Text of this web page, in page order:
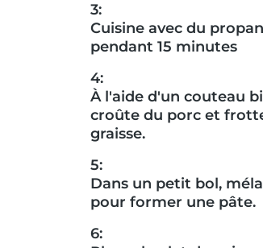
3:
Cuisine avec du
pendant 15 minutes
4:
À l'aide d'un couteau
croûte du porc et
graisse.
5:
Dans un petit bol,
pour former une pâte.
6: